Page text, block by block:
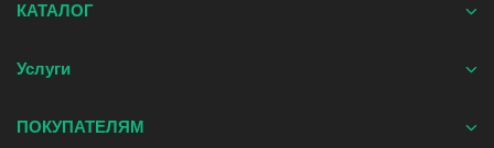
КАТАЛОГ
Услуги
ПОКУПАТЕЛЯМ